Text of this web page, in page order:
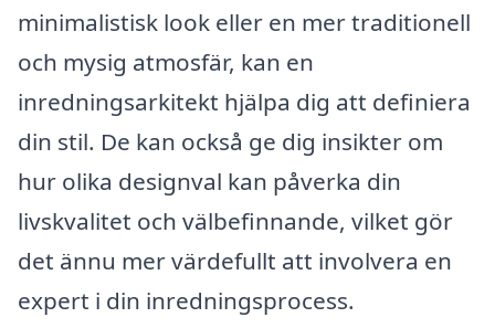
minimalistisk look eller en mer traditionell
och mysig atmosfär, kan en
inredningsarkitekt hjälpa dig att definiera
din stil. De kan också ge dig insikter om
hur olika designval kan påverka din
livskvalitet och välbefinnande, vilket gör
det ännu mer värdefullt att involvera en
expert i din inredningsprocess.